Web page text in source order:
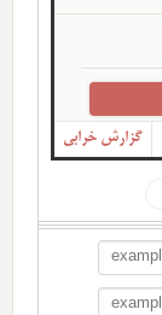
گزارش خرابی